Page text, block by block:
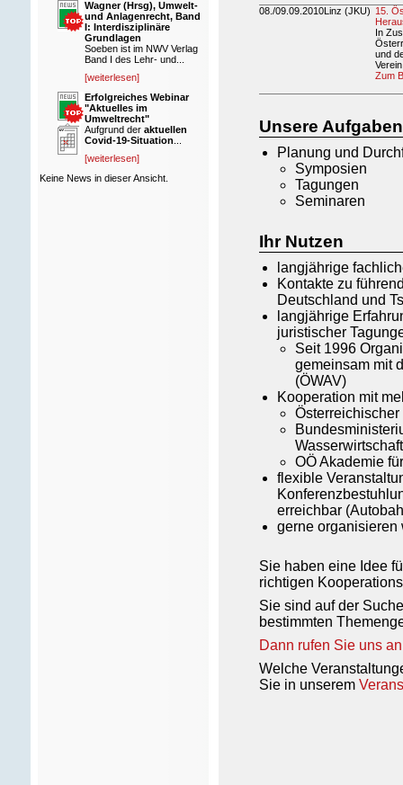
08./09.09.2010Linz (JKU) 15.
In
und
Zum
Unsere Aufgaben
Planung und
Symposien
Tagungen
Seminaren
Ihr Nutzen
langjährige
Kontakte zu
Deutschland und
langjährige
juristischer
Seit 1996
gemeinsam mit
(ÖWAV)
Kooperation mit
Österreichischer
Wasserwirtschaft
OÖ Akademie
flexible
erreichbar
gerne organisieren
Sie haben eine Idee
richtigen
Sie sind auf der
bestimmten
Dann rufen Sie uns
Welche
Sie in unserem
Wagner (Hrsg), Umwelt-
und Anlagenrecht, Band
I: Interdisziplinäre
Grundlagen
Soeben ist im NWV Verlag
Band I des Lehr- und...
[weiterlesen]
Erfolgreiches Webinar
"Aktuelles im
Umweltrecht"
Aufgrund der aktuellen
Covid-19-Situation
[weiterlesen]
Keine News in dieser Ansicht.